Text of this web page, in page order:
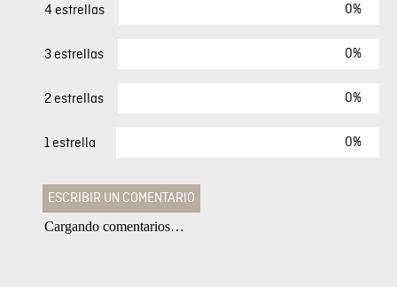
4 estrellas 0%
3 estrellas 0%
2 estrellas 0%
1 estrella 0%
ESCRIBIR UN COMENTARIO
Cargando comentarios…